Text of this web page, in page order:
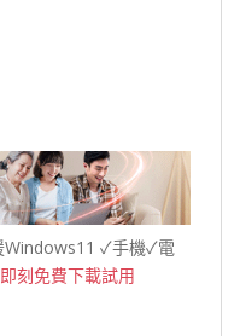
Windows11 ✓手機✓電
刻免費下載試用